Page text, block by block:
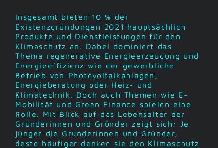
Insgesamt bieten 10 % der
Existenzgründungen 2021 hauptsächlich
Produkte und Dienstleistungen für den
Klimaschutz an. Dabei dominiert das
Thema regenerative Energieerzeugung und
Energieeffizienz wie der gewerbliche
Betrieb von Photovoltaikanlagen,
Energieberatung oder Heiz- und
Klimatechnik. Doch auch Themen wie E-
Mobilität und Green Finance spielen eine
Rolle. Mit Blick auf das Lebensalter der
Gründerinnen und Gründer zeigt sich: Je
jünger die Gründerinnen und Gründer,
desto häufiger denken sie den Klimaschutz